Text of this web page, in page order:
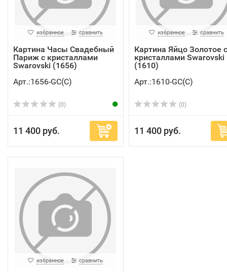
избранное сравнить
Картина Часы Свадебный
Париж с кристаллами
Swarovski (1656)
Арт.:1656-GC(C)
(0)
11 400 руб.
избранное сравнить
Картина Яйцо Золотое с
кристаллами Swarovski
(1610)
Арт.:1610-GC(C)
(0)
11 400 руб.
избранное сравнить